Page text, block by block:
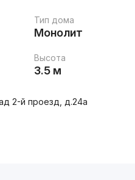
Тип дома
Монолит
Высота
3.5 м
2-й проезд, д.24a